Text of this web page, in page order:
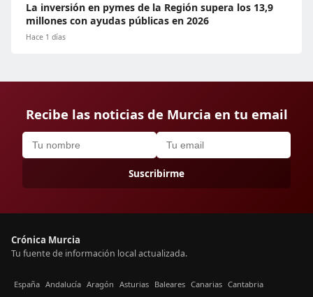
La inversión en pymes de la Región supera los 13,9
millones con ayudas públicas en 2026
Hace 1 días
Recibe las noticias de Murcia en tu email
Suscribirme
Crónica Murcia
Tu fuente de información local actualizada.
España Andalucía Aragón Asturias Baleares Canarias Cantabria